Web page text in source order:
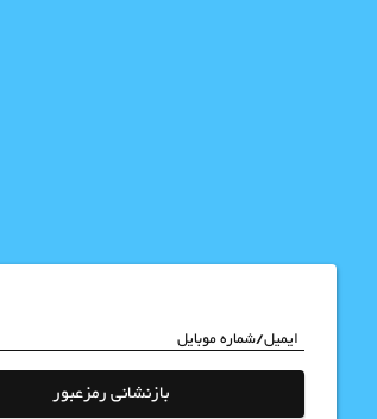
ایمیل/شماره موبایل
بازنشانی رمزعبور